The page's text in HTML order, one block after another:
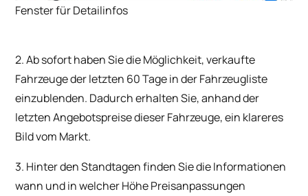
Fenster für Detailinfos
2. Ab sofort haben Sie die Möglichkeit, verkaufte
Fahrzeuge der letzten 60 Tage in der Fahrzeugliste
einzublenden. Dadurch erhalten Sie, anhand der
letzten Angebotspreise dieser Fahrzeuge, ein klareres
Bild vom Markt.
3. Hinter den Standtagen finden Sie die Informationen
wann und in welcher Höhe Preisanpassungen